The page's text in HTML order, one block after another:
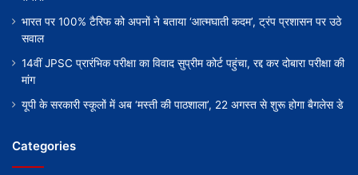
भारत पर 100% टैरिफ को अपनों ने बताया ‘आत्मघाती कदम’, ट्रंप प्रशासन पर उठे
सवाल
14वीं JPSC प्रारंभिक परीक्षा का विवाद सुप्रीम कोर्ट पहुंचा, रद्द कर दोबारा परीक्षा की
मांग
यूपी के सरकारी स्कूलों में अब ‘मस्ती की पाठशाला’, 22 अगस्त से शुरू होगा बैगलेस डे
Categories